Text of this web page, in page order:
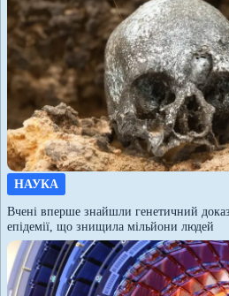
НАУКА
Вчені вперше знайшли генетичний
епідемії, що знищила мільйони людей